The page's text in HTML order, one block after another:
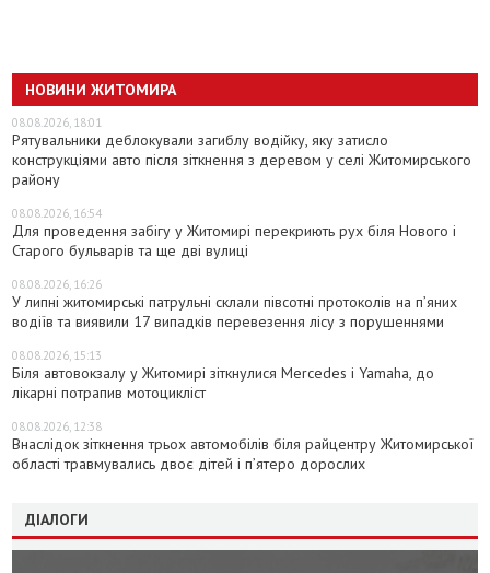
НОВИНИ ЖИТОМИРА
08.08.2026, 18:01
Рятувальники деблокували загиблу водійку, яку затисло
конструкціями авто після зіткнення з деревом у селі Житомирського
району
08.08.2026, 16:54
Для проведення забігу у Житомирі перекриють рух біля Нового і
Старого бульварів та ще дві вулиці
08.08.2026, 16:26
У липні житомирські патрульні склали півсотні протоколів на пʼяних
водіїв та виявили 17 випадків перевезення лісу з порушеннями
08.08.2026, 15:13
Біля автовокзалу у Житомирі зіткнулися Mercedes і Yamaha, до
лікарні потрапив мотоцикліст
08.08.2026, 12:38
Внаслідок зіткнення трьох автомобілів біля райцентру Житомирської
області травмувались двоє дітей і пʼятеро дорослих
ДІАЛОГИ